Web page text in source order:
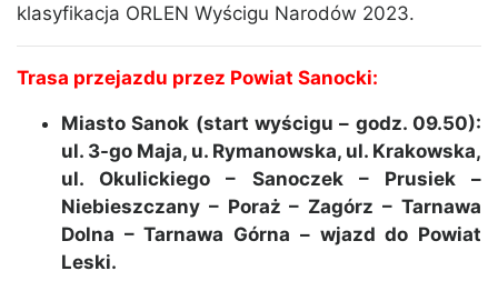
klasyfikacja ORLEN Wyścigu Narodów 2023.
Trasa przejazdu przez Powiat Sanocki:
Miasto Sanok (start wyścigu – godz. 09.50):
ul. 3-go Maja, u. Rymanowska, ul. Krakowska,
ul. Okulickiego – Sanoczek – Prusiek –
Niebieszczany – Poraż – Zagórz – Tarnawa
Dolna – Tarnawa Górna – wjazd do Powiat
Leski.